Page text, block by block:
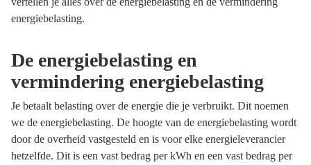
energiebelasting.
De energiebelasting en
vermindering energiebelasting
Je betaalt belasting over de energie die je verbruikt. Dit noemen
we de energiebelasting. De hoogte van de energiebelasting wordt
door de overheid vastgesteld en is voor elke energieleverancier
hetzelfde. Dit is een vast bedrag per kWh en een vast bedrag per